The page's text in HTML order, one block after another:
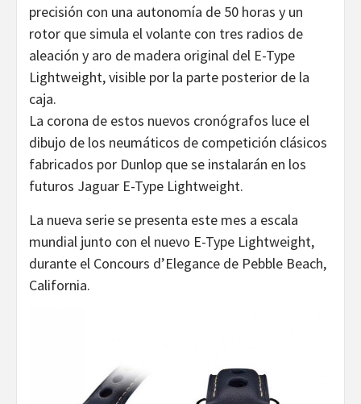
precisión con una autonomía de 50 horas y un
rotor que simula el volante con tres radios de
aleación y aro de madera original del E-Type
Lightweight, visible por la parte posterior de la
caja.
La corona de estos nuevos cronógrafos luce el
dibujo de los neumáticos de competición clásicos
fabricados por Dunlop que se instalarán en los
futuros Jaguar E-Type Lightweight.
La nueva serie se presenta este mes a escala
mundial junto con el nuevo E-Type Lightweight,
durante el Concours d’Elegance de Pebble Beach,
California.